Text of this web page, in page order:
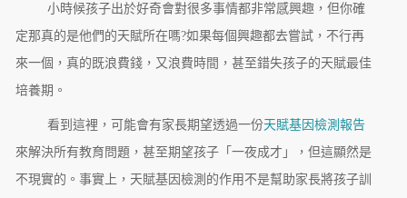
小時候孩子出於好奇會對很多事情都非常感興趣，但你確
定那真的是他們的天賦所在嗎?如果每個興趣都去嘗試，不行再
來一個，真的既浪費錢，又浪費時間，甚至錯失孩子的天賦最佳
培養期。
看到這裡，可能會有家長期望透過一份天賦基因檢測報告
來解決所有教育問題，甚至期望孩子「一夜成才」，但這顯然是
不現實的。事實上，天賦基因檢測的作用不是幫助家長將孩子訓